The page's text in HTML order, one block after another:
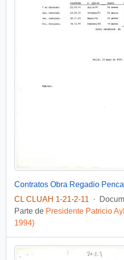
Contratos Obra Regadio
CL CLUAH 1-21-2-11
·
Parte de Presidente Patricio
1994)